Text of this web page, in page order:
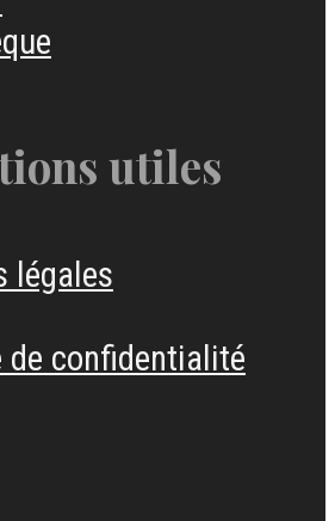
utiles
légales
de confidentialité